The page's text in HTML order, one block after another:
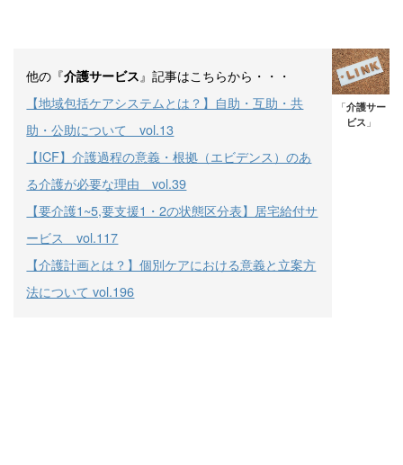
「介護サー
ビス 」
他の『介護サービス 』記事はこちらから・・・
【地域包括ケアシステムとは？】自助・互助・共
助・公助について vol.13
【ICF】介護過程の意義・根拠（エビデンス）のあ
る介護が必要な理由 vol.39
【要介護1~5,要支援1・2の状態区分表】居宅給付サ
ービス vol.117
【介護計画とは？】個別ケアにおける意義と立案方
法について vol.196